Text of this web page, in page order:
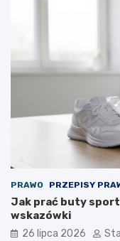
PRAWO PRZEPISY
Jak prać buty
wskazówki
26 lipca 2026